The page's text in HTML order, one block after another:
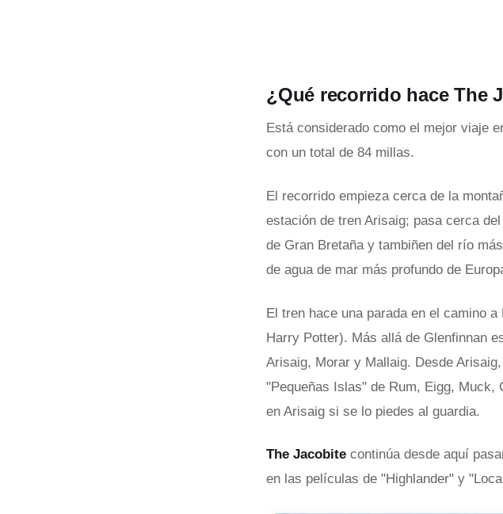
¿Qué recorrido hace The
Está considerado como el mejor viaje
con un total de 84 millas.
El recorrido empieza cerca de la
estación de tren Arisaig; pasa cerca
de Gran Bretaña y tambiñen del río
de agua de mar más profundo de
El tren hace una parada en el camino
Harry Potter). Más allá de Glenfinnan
Arisaig, Morar y Mallaig. Desde
"Pequeñas Islas" de Rum, Eigg, Muck,
en Arisaig si se lo piedes al guardia.
The Jacobite continúa desde aquí
en las películas de "Highlander" y